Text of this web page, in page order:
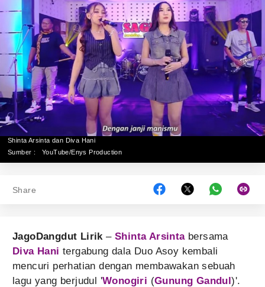
Shinta Arsinta dan Diva Hani
Sumber :
YouTube/Enys Production
Share
JagoDangdut Lirik–Shinta Arsintabersama
Diva Hani tergabung dala Duo Asoy kembali
mencuri perhatian dengan membawakan sebuah
lagu yang berjudul 'Wonogiri (Gunung Gandul)'.